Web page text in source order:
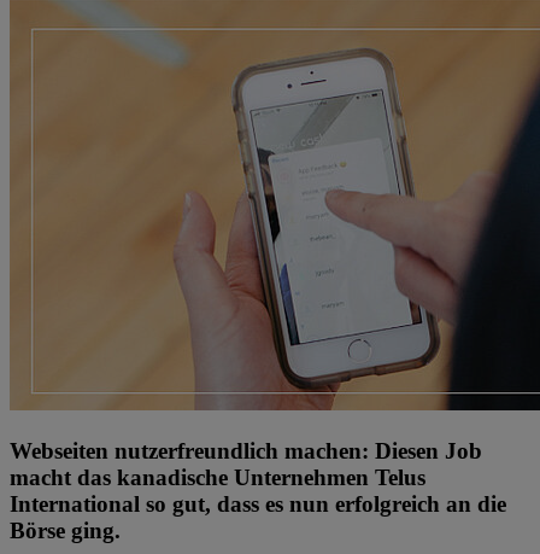
Webseiten nutzerfreundlich machen: Diesen Job
macht das kanadische Unternehmen Telus
International so gut, dass es nun erfolgreich an die
Börse ging.